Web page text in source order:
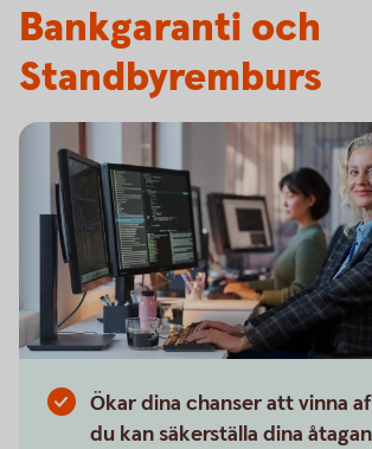
Bankgaranti och
Standbyremburs
Ökar dina chanser att vinna
du kan säkerställa dina